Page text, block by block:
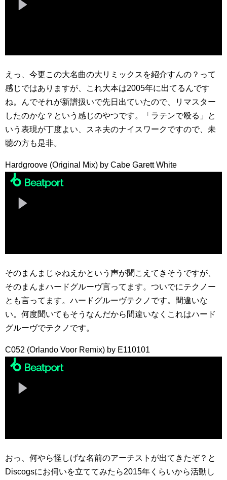
えっ、今更この大名曲の大リミックスを紹介すんの？って
感じではありますが、これ大本は2005年に出てるんです
ね。んでそれが新譜扱いで先日出ていたので、リマスター
したのかな？という感じのやつです。「ラテンで殴る」と
いう表現が丁度よい、スネ夫のナイスワークですので、未
聴の方も是非。
Hardgroove (Original Mix) by Cabe Garett White
そのまんまじゃねえかという声が聞こえてきそうですが、
そのまんまハードグルーヴ言ってます。ついでにテクノー
とも言ってます。ハードグルーヴテクノです。間違いな
い。何度聞いてもそうなんだから間違いなくこれはハード
グルーヴでテクノです。
C052 (Orlando Voor Remix) by E110101
おっ、何やら怪しげな名前のアーチストが出てきたぞ？と
Discogsにお伺いを立ててみたら2015年くらいから活動し